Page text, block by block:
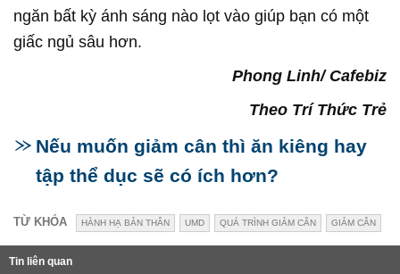
ngăn bất kỳ ánh sáng nào lọt vào giúp bạn có một
giấc ngủ sâu hơn.
Phong Linh/ Cafebiz
Theo Trí Thức Trẻ
Nếu muốn giảm cân thì ăn kiêng hay
tập thể dục sẽ có ích hơn?
TỪ KHÓA HÀNH HẠ BẢN THÂN UMD QUÁ TRÌNH GIẢM CÂN GIẢM CÂN
Tin liên quan